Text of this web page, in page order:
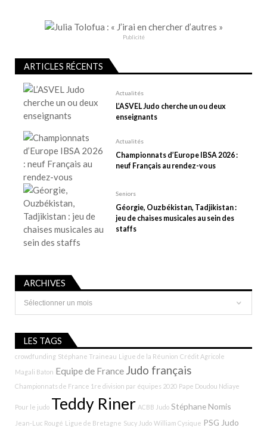
l
’
Publicité
ARTICLES RÉCENTS
Actualités
L’ASVEL Judo cherche un ou deux
enseignants
Actualités
Championnats d’Europe IBSA 2026 :
neuf Français au rendez-vous
Seniors
Géorgie, Ouzbékistan, Tadjikistan :
jeu de chaises musicales au sein des
staffs
ARCHIVES
Archives
LES TAGS
crowdfunding Stéphane Traineau Ligue de la Réunion Crédit Agricole
Magali Baton Equipe de France Judo français
Championnats de France 1re division par équipes 2020 Pape Doudou Ndiaye
Pour le judo Teddy Riner ACBB Judo Stéphane Nomis
Jean-Luc Rougé Ligue de Bretagne Sucy Judo William Cysique PSG Judo